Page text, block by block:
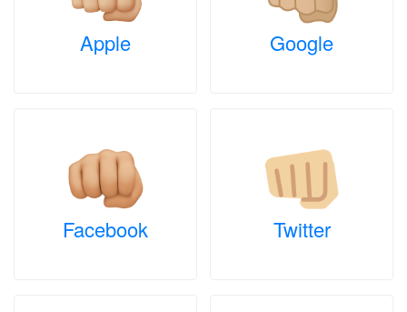
Apple Google
Facebook Twitter